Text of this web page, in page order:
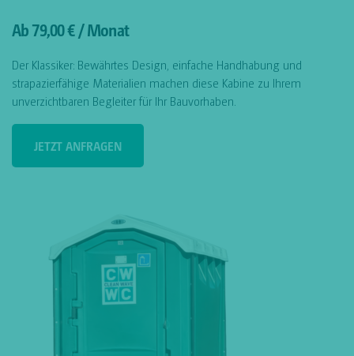
Ab 79,00 € / Monat
Der Klassiker: Bewährtes Design, einfache Handhabung und
strapazierfähige Materialien machen diese Kabine zu Ihrem
unverzichtbaren Begleiter für Ihr Bauvorhaben.
JETZT ANFRAGEN